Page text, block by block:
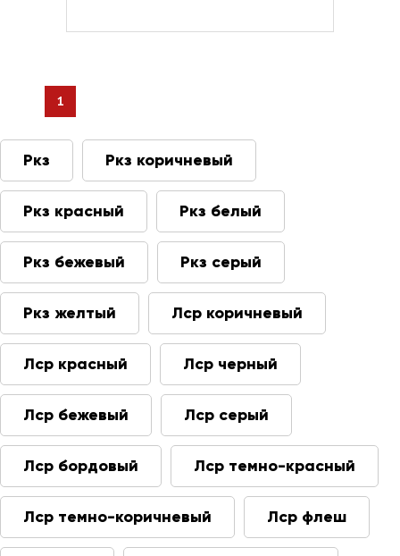
1
Ркз Ркз коричневый
Ркз красный Ркз белый
Ркз бежевый Ркз серый
Ркз желтый Лср коричневый
Лср красный Лср черный
Лср бежевый Лср серый
Лср бордовый Лср темно-красный
Лср темно-коричневый Лср флеш